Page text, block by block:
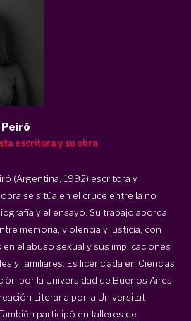
escritora y su obra
(Argentina, 1992) escritora y
se sitúa en el cruce entre la no
y el ensayo. Su trabajo aborda
memoria, violencia y justicia, con
en el abuso sexual y sus implicaciones
y familiares. Es licenciada en Ciencias
por la Universidad de Buenos Aires
Literaria por la Universitat
participó en talleres de